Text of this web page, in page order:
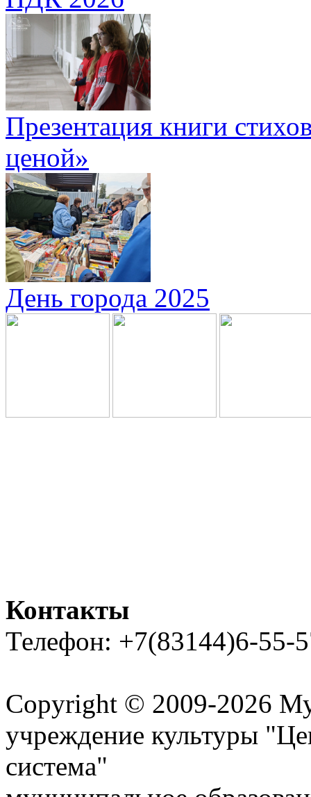
Презентация книги
ценой»
День города 2025
Контакты
Телефон: +7(83144)6-55-
Copyright © 2009-2026
учреждение культуры
система"